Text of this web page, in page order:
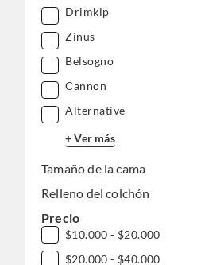
Drimkip
Zinus
Belsogno
Cannon
Alternative
+ Ver más
Tamaño de la cama
Relleno del colchón
Precio
$10.000 - $20.000
$20.000 - $40.000